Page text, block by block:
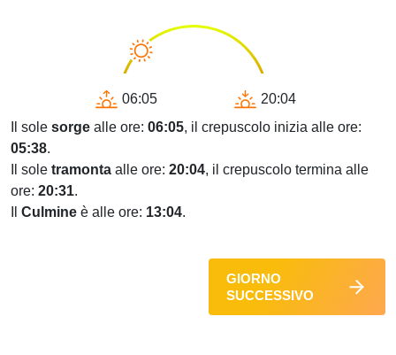
06:05
20:04
Il sole sorge alle ore: 06:05, il crepuscolo inizia alle ore:
05:38.
Il sole tramonta alle ore: 20:04, il crepuscolo termina alle
ore: 20:31.
Culmine è alle ore: 13:04.
GIORNO
SUCCESSIVO